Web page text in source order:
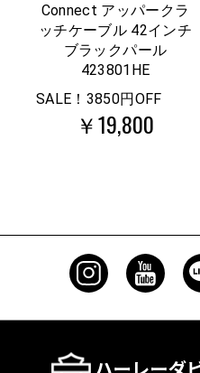
Connect アッパークラ
ッチケーブル 42インチ
ブラックパール
423801HE
SALE！3850円OFF
￥19,800